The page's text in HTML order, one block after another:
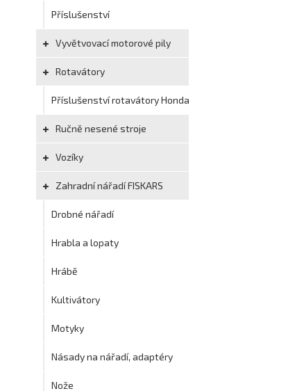
Příslušenství
Vyvětvovací motorové pily
Rotavátory
Příslušenství rotavátory Honda
Ručně nesené stroje
Vozíky
Zahradní nářadí FISKARS
Drobné nářadí
Hrabla a lopaty
Hrábě
Kultivátory
Motyky
Násady na nářadí, adaptéry
Nože